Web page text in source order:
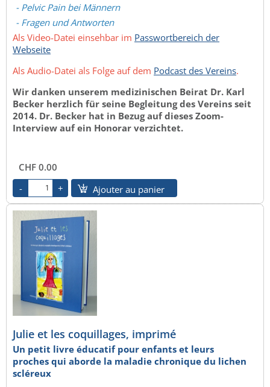
- Pelvic Pain bei Männern
- Fragen und Antworten
Als Video-Datei einsehbar im Passwortbereich der
Webseite
Als Audio-Datei als Folge auf dem Podcast des Vereins.
Wir danken unserem medizinischen Beirat Dr. Karl
Becker herzlich für seine Begleitung des Vereins seit
2014. Dr. Becker hat in Bezug auf dieses Zoom-
Interview auf ein Honorar verzichtet.
CHF 0.00
Ajouter au panier
Julie et les coquillages, imprimé
Un petit livre éducatif pour enfants et leurs
proches qui aborde la maladie chronique du lichen
scléreux